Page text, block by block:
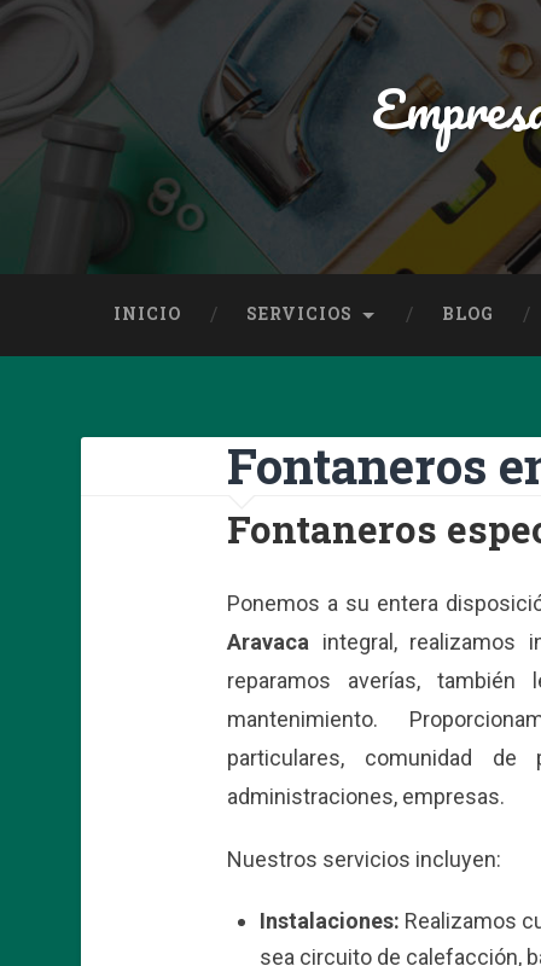
INICIO SERVICIOS BLOG
Fontaneros
Fontaneros
Ponemos a su entera
Aravaca integral, realizamos
reparamos averías,
mantenimiento.
particulares, comunidad de
administraciones, empresas.
Nuestros servicios incluyen:
Instalaciones: Realizamos
sea circuito de calefacción,